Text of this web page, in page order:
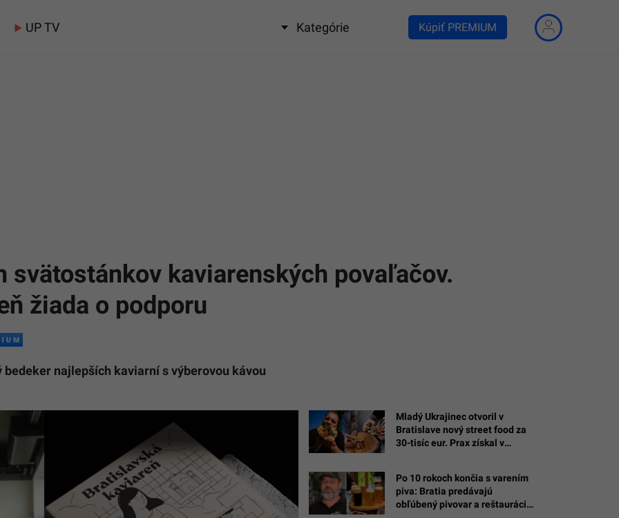
UP TV Kategórie Kúpiť PREMIUM
svätostánkov kaviarenských povaľačov.
žiada o podporu
najlepších kaviarní s výberovou kávou
Mladý Ukrajinec otvoril v
Bratislave nový street food za
30-tisíc eur. Prax získal v
Po 10 rokoch končia s varením
piva: Bratia predávajú
obľúbený pivovar a reštaurácie